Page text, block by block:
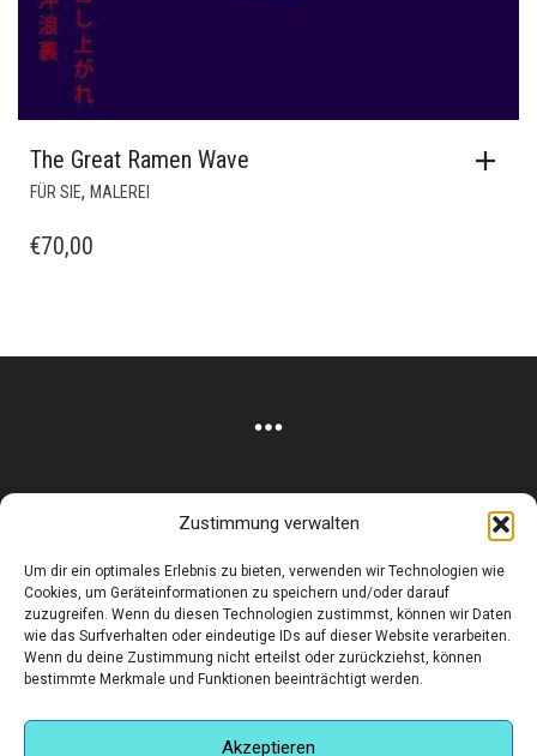
Zustimmung verwalten
Um dir ein optimales Erlebnis zu bieten, verwenden wir Technologien wie
Cookies, um Geräteinformationen zu speichern und/oder darauf
zuzugreifen. Wenn du diesen Technologien zustimmst, können wir Daten
wie das Surfverhalten oder eindeutige IDs auf dieser Website verarbeiten.
Wenn du deine Zustimmung nicht erteilst oder zurückziehst, können
bestimmte Merkmale und Funktionen beeinträchtigt werden.
Akzeptieren
The Great Ramen Wave
FÜR SIE, MALEREI
€70,00
Corneliusstr. 19, München, 80469, Germany
Telefon: +49 (0)89 552 985 72
Öffnungszeiten: Di. - FR. 11.00 –19.30 UHR · SA. 11.00 –18.00
UHR
Impressum
Datenschutz AGB
Hilfe & Kontakt
Finden Sie eine Unterkunft in München